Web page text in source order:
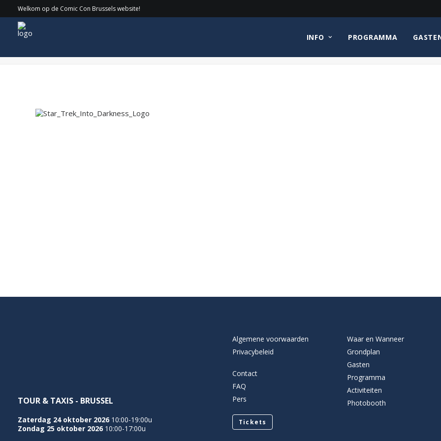
Welkom op de Comic Con Brussels website!
INFO PROGRAMMA
Star_Trek_Into_Darkness_Logo
TOUR & TAXIS - BRUSSEL
Zaterdag 24 oktober 2026 10:00-19:00u
Zondag 25 oktober 2026 10:00-17:00u
Algemene voorwaarden
Privacybeleid
Contact
FAQ
Pers
Tickets
Waar en Wanneer
Grondplan
Gasten
Programma
Activiteiten
Photobooth